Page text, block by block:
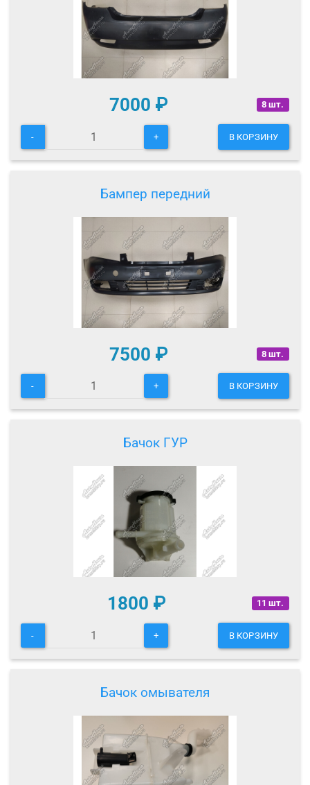
8 шт.
7000 ₽
- + В КОРЗИНУ
Бампер передний
8 шт.
7500 ₽
- + В КОРЗИНУ
Бачок ГУР
11 шт.
1800 ₽
- + В КОРЗИНУ
Бачок омывателя